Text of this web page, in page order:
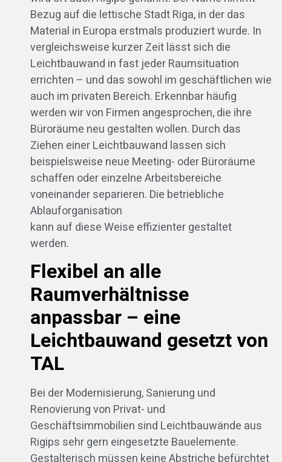
Bezug auf die lettische Stadt Riga, in der das
Material in Europa erstmals produziert wurde. In
vergleichsweise kurzer Zeit lässt sich die
Leichtbauwand in fast jeder Raumsituation
errichten – und das sowohl im geschäftlichen wie
auch im privaten Bereich. Erkennbar häufig
werden wir von Firmen angesprochen, die ihre
Büroräume neu gestalten wollen. Durch das
Ziehen einer Leichtbauwand lassen sich
beispielsweise neue Meeting- oder Büroräume
schaffen oder einzelne Arbeitsbereiche
voneinander separieren. Die betriebliche
Ablauforganisation
kann auf diese Weise effizienter gestaltet
werden.
Flexibel an alle
Raumverhältnisse
anpassbar – eine
Leichtbauwand gesetzt von
TAL
Bei der Modernisierung, Sanierung und
Renovierung von Privat- und
Geschäftsimmobilien sind Leichtbauwände aus
Rigips sehr gern eingesetzte Bauelemente.